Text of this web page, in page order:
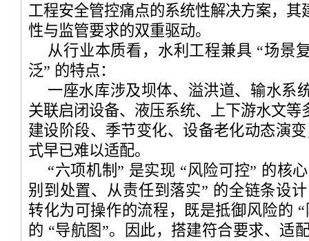
工程安全管控痛点的系统性解决方案，其
性与监管要求的双重驱动。
从行业本质看，水利工程兼具 “场景
泛” 的特点：
一座水库涉及坝体、溢洪道、输水系
关联启闭设备、液压系统、上下游水文等
建设阶段、季节变化、设备老化动态演
式早已难以适配。
“六项机制” 是实现 “风险可控” 的
别到处置、从责任到落实” 的全链条设
转化为可操作的流程，既是抵御风险的
的 “导航图”。因此，搭建符合要求、适